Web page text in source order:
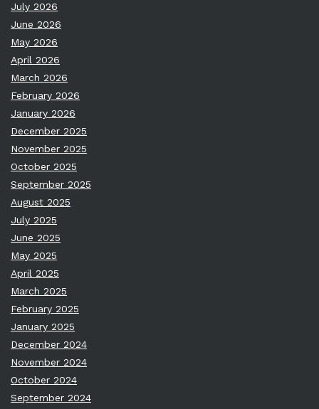
July 2026
June 2026
May 2026
April 2026
March 2026
February 2026
January 2026
December 2025
November 2025
October 2025
September 2025
August 2025
July 2025
June 2025
May 2025
April 2025
March 2025
February 2025
January 2025
December 2024
November 2024
October 2024
September 2024